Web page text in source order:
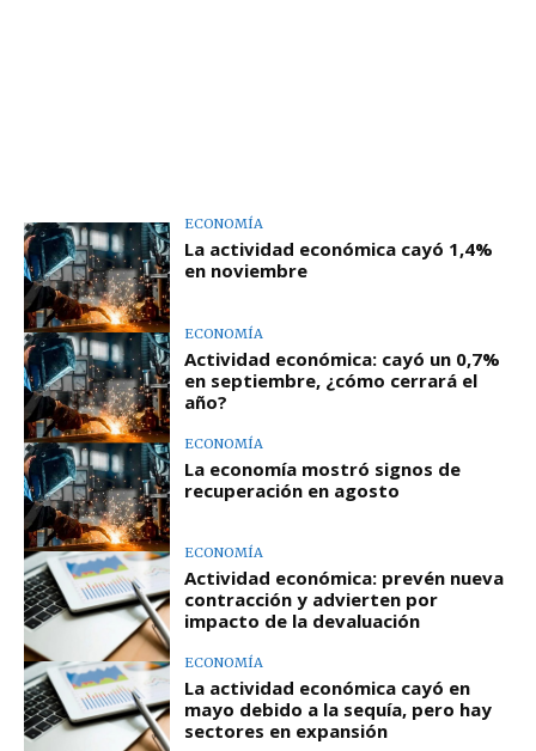
ECONOMÍA
La actividad económica cayó 1,4%
en noviembre
ECONOMÍA
Actividad económica: cayó un 0,7%
en septiembre, ¿cómo cerrará el
año?
ECONOMÍA
La economía mostró signos de
recuperación en agosto
ECONOMÍA
Actividad económica: prevén nueva
contracción y advierten por
impacto de la devaluación
ECONOMÍA
La actividad económica cayó en
mayo debido a la sequía, pero hay
sectores en expansión